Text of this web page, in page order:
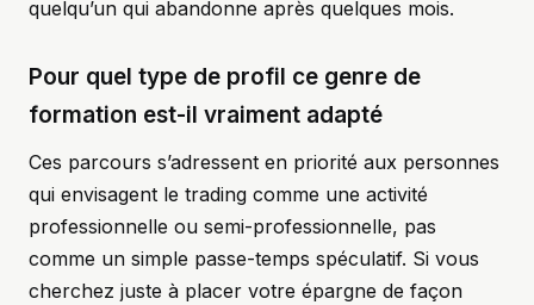
quelqu’un qui abandonne après quelques mois.
Pour quel type de profil ce genre de
formation est-il vraiment adapté
Ces parcours s’adressent en priorité aux personnes
qui envisagent le trading comme une activité
professionnelle ou semi-professionnelle, pas
comme un simple passe-temps spéculatif. Si vous
cherchez juste à placer votre épargne de façon